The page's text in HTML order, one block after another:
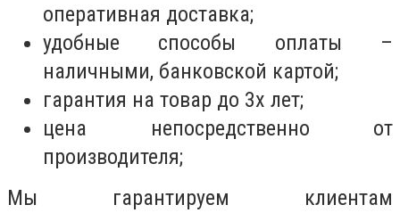
оперативная доставка;
удобные способы оплаты –
наличными, банковской картой;
гарантия на товар до 3х лет;
цена непосредственно от
производителя;
Мы гарантируем клиентам